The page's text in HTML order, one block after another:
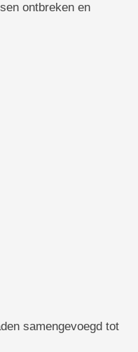
ontbreken en
samengevoegd tot